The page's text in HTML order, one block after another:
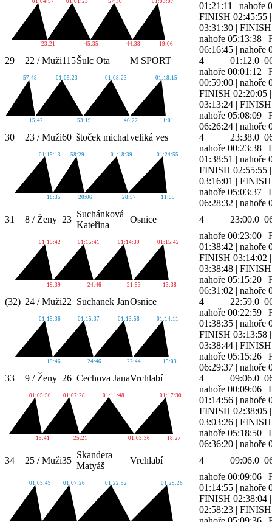
23:21 45:35 44:38 19:06
01:21:11 | nahoře
FINISH 02:45:55
03:31:30 | FINISH
nahoře 05:13:38 |
06:16:45 | nahoře
29
22 / Muži115Šulc Ota M SPORT 4 01:12.0
57:48
15:42
01:05:23
53:19
01:08:23
46:22
01:18:15
11:01
nahoře 00:01:12 |
00:59:00 | nahoře
FINISH 02:20:05
03:13:24 | FINISH
nahoře 05:08:09 |
06:26:24 | nahoře
30
23 / Muži60 štoček michalveliká ves 4 23:38.0
01:15:13
18:35
58:29
20:06
01:18:39
28:57
01:24:55
11:55
nahoře 00:23:38 |
01:38:51 | nahoře
FINISH 02:55:55
03:16:01 | FINISH
nahoře 05:03:37 |
06:28:32 | nahoře
31
8 / Ženy 23
Suchánková
Kateřina
Osnice 4 23:00.0
01:15:42
19:39
01:15:41
24:46
01:14:39
21:53
01:15:42
13:38
nahoře 00:23:00 |
01:38:42 | nahoře
FINISH 03:14:02
03:38:48 | FINISH
nahoře 05:15:20 |
06:31:02 | nahoře
(32) 24 / Muži22 Suchanek JanOsnice 4 22:59.0
01:15:36
19:46
01:15:37
24:46
01:13:58
22:44
01:14:11
15:03
nahoře 00:22:59 |
01:38:35 | nahoře
FINISH 03:13:58
03:38:44 | FINISH
nahoře 05:15:26 |
06:29:37 | nahoře
33
9 / Ženy 26 Cechova JanaVrchlabí 4 09:06.0
01:05:50
15:41
01:07:28
25:21
01:11:48
01:03:36
01:17:30
18:27
nahoře 00:09:06 |
01:14:56 | nahoře
FINISH 02:38:05
03:03:26 | FINISH
nahoře 05:18:50 |
06:36:20 | nahoře
34
25 / Muži35
Skandera
Matyáš
Vrchlabí 4 09:06.0
01:05:49 01:07:26 01:22:52 01:29:26
nahoře 00:09:06 |
01:14:55 | nahoře
FINISH 02:38:04
02:58:23 | FINISH